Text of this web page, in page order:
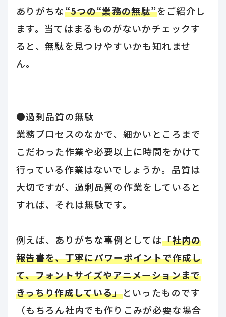
ありがちな“5つの“業務の無駄”をご紹介し
ます。当てはまるものがないかチェックす
ると、無駄を見つけやすいかも知れませ
ん。
●過剰品質の無駄
業務プロセスのなかで、細かいところまで
こだわった作業や必要以上に時間をかけて
行っている作業はないでしょうか。品質は
大切ですが、過剰品質の作業をしていると
すれば、それは無駄です。
例えば、ありがちな事例としては「社内の
報告書を、丁寧にパワーポイントで作成し
て、フォントサイズやアニメーションまで
きっちり作成している」といったものです
（もちろん社内でも作りこみが必要な場合